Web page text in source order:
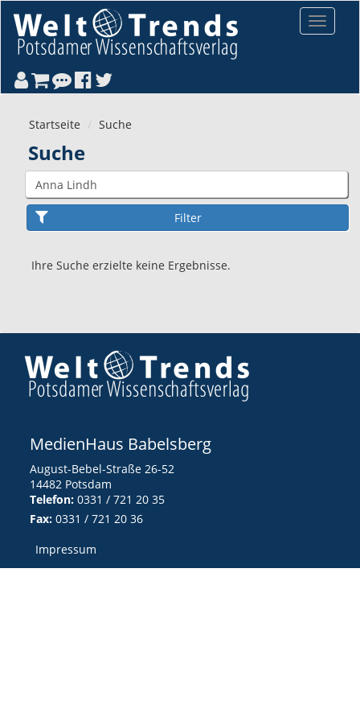
Toggle
Startseite Suche
Suche
Ihre Suche erzielte keine Ergebnisse.
MedienHaus Babelsberg
August-Bebel-Straße 26-52
14482 Potsdam
Telefon: 0331 / 721 20 35
Fax: 0331 / 721 20 36
Impressum